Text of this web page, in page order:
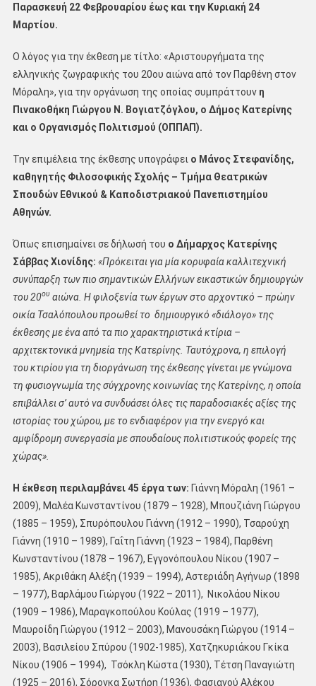
Παρασκευή 22 Φεβρουαρίου έως και την Κυριακή 24
Μαρτίου.
Ο λόγος για την έκθεση με τίτλο: «Αριστουργήματα της
ελληνικής ζωγραφικής του 20ου αιώνα από τον Παρθένη στον
Μόραλη», για την οργάνωση της οποίας συμπράττουν η
Πινακοθήκη Γιώργου Ν. Βογιατζόγλου, ο Δήμος Κατερίνης
και ο Οργανισμός Πολιτισμού (ΟΠΠΑΠ).
Την επιμέλεια της έκθεσης υπογράφει ο Μάνος Στεφανίδης,
καθηγητής Φιλοσοφικής Σχολής – Τμήμα Θεατρικών
Σπουδών Εθνικού & Καποδιστριακού Πανεπιστημίου
Αθηνών.
Όπως επισημαίνει σε δήλωσή του ο Δήμαρχος Κατερίνης
Σάββας Χιονίδης: «Πρόκειται για μία κορυφαία καλλιτεχνική
συνύπαρξη των πιο σημαντικών Ελλήνων εικαστικών δημιουργών
του 20ου αιώνα. Η φιλοξενία των έργων στο αρχοντικό – πρώην
οικία Τσαλόπουλου προωθεί το δημιουργικό «διάλογο» της
έκθεσης με ένα από τα πιο χαρακτηριστικά κτίρια –
αρχιτεκτονικά μνημεία της Κατερίνης. Ταυτόχρονα, η επιλογή
του κτιρίου για τη διοργάνωση της έκθεσης γίνεται με γνώμονα
τη φυσιογνωμία της σύγχρονης κοινωνίας της Κατερίνης, η οποία
επιβάλλει σ’ αυτό να συνδυάσει όλες τις παραδοσιακές αξίες της
ιστορίας του χώρου, με το ενδιαφέρον για την ενεργό και
αμφίδρομη συνεργασία με σπουδαίους πολιτιστικούς φορείς της
χώρας».
Η έκθεση περιλαμβάνει 45 έργα των: Γιάννη Μόραλη (1961 –
2009), Μαλέα Κωνσταντίνου (1879 – 1928), Μπουζιάνη Γιώργου
(1885 – 1959), Σπυρόπουλου Γιάννη (1912 – 1990), Τσαρούχη
Γιάννη (1910 – 1989), Γαΐτη Γιάννη (1923 – 1984), Παρθένη
Κωνσταντίνου (1878 – 1967), Εγγονόπουλου Νίκου (1907 –
1985), Ακριθάκη Αλέξη (1939 – 1994), Αστεριάδη Αγήνωρ (1898
– 1977), Βαρλάμου Γιώργου (1922 – 2011), Νικολάου Νίκου
(1909 – 1986), Μαραγκοπούλου Κούλας (1919 – 1977),
Μαυροίδη Γιώργου (1912 – 2003), Μανουσάκη Γιώργου (1914 –
2003), Βασιλείου Σπύρου (1902-1985), Χατζηκυριάκου Γκίκα
Νίκου (1906 – 1994), Τσόκλη Κώστα (1930), Τέτση Παναγιώτη
(1925 – 2016), Σόρογκα Σωτήρη (1936), Φασιανού Αλέκου